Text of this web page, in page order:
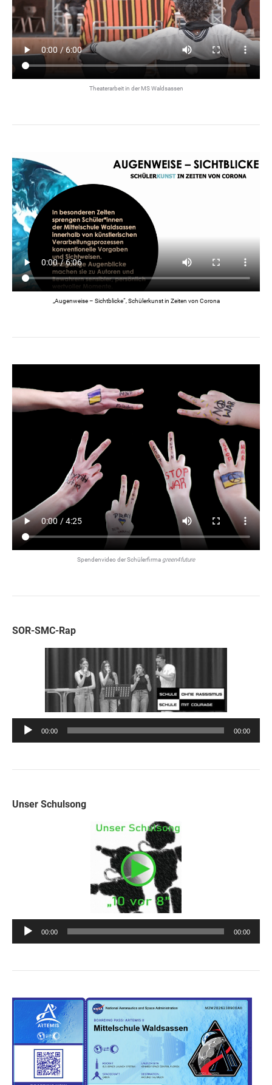
Theaterarbeit in der MS Waldsassen
„Augenweise – Sichtblicke“, Schülerkunst in Zeiten von Corona
Spendenvideo der Schülerfirma green4future
SOR-SMC-Rap
Audio-
00:00 00:00
Unser Schulsong
Audio-
00:00 00:00